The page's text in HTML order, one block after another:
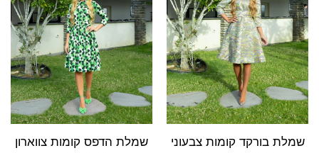
שמלת בורקד קומות צבעוני
שמלת הדפס קומות צווארון